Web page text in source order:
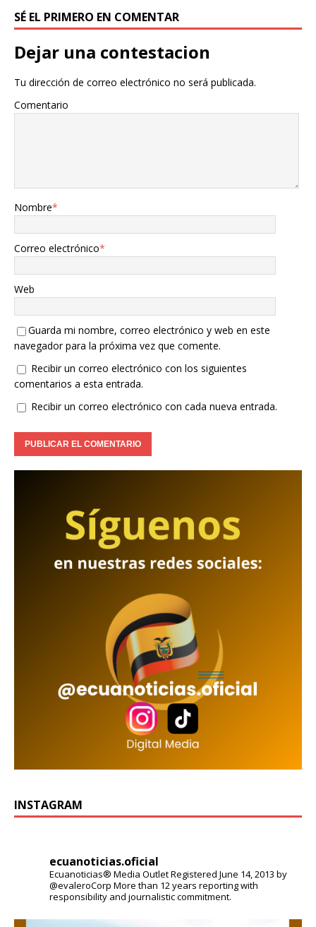
SÉ EL PRIMERO EN COMENTAR
Dejar una contestacion
Tu dirección de correo electrónico no será publicada.
Comentario
Nombre*
Correo electrónico*
Web
Guarda mi nombre, correo electrónico y web en este
navegador para la próxima vez que comente.
Recibir un correo electrónico con los siguientes
comentarios a esta entrada.
Recibir un correo electrónico con cada nueva entrada.
INSTAGRAM
ecuanoticias.oficial
Ecuanoticias® Media OutletRegistered June 14, 2013 by
@evaleroCorp More than 12 years reporting with
responsibility and journalistic commitment.